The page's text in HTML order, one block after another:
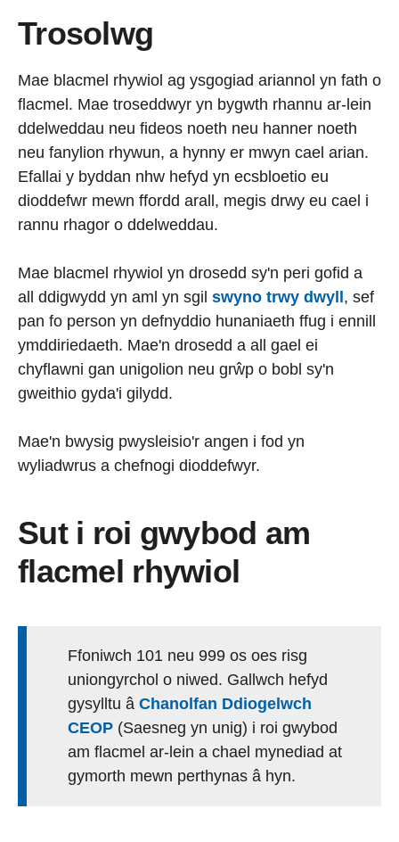
Trosolwg
Mae blacmel rhywiol ag ysgogiad ariannol yn fath o
flacmel. Mae troseddwyr yn bygwth rhannu ar-lein
ddelweddau neu fideos noeth neu hanner noeth
neu fanylion rhywun, a hynny er mwyn cael arian.
Efallai y byddan nhw hefyd yn ecsbloetio eu
dioddefwr mewn ffordd arall, megis drwy eu cael i
rannu rhagor o ddelweddau.
Mae blacmel rhywiol yn drosedd sy'n peri gofid a
all ddigwydd yn aml yn sgil swyno trwy dwyll , sef
pan fo person yn defnyddio hunaniaeth ffug i ennill
ymddiriedaeth. Mae'n drosedd a all gael ei
chyflawni gan unigolion neu grŵp o bobl sy'n
gweithio gyda'i gilydd.
Mae'n bwysig pwysleisio'r angen i fod yn
wyliadwrus a chefnogi dioddefwyr.
Sut i roi gwybod am
flacmel rhywiol
Ffoniwch 101 neu 999 os oes risg
uniongyrchol o niwed. Gallwch hefyd
gysylltu â Chanolfan Ddiogelwch
CEOP (Saesneg yn unig) i roi gwybod
am flacmel ar-lein a chael mynediad at
gymorth mewn perthynas â hyn.